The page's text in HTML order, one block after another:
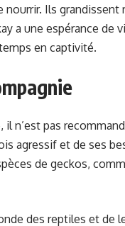
Ils grandissent
a une espérance de
en captivité.
n’est pas
agressif et de ses
de geckos,
des reptiles et de